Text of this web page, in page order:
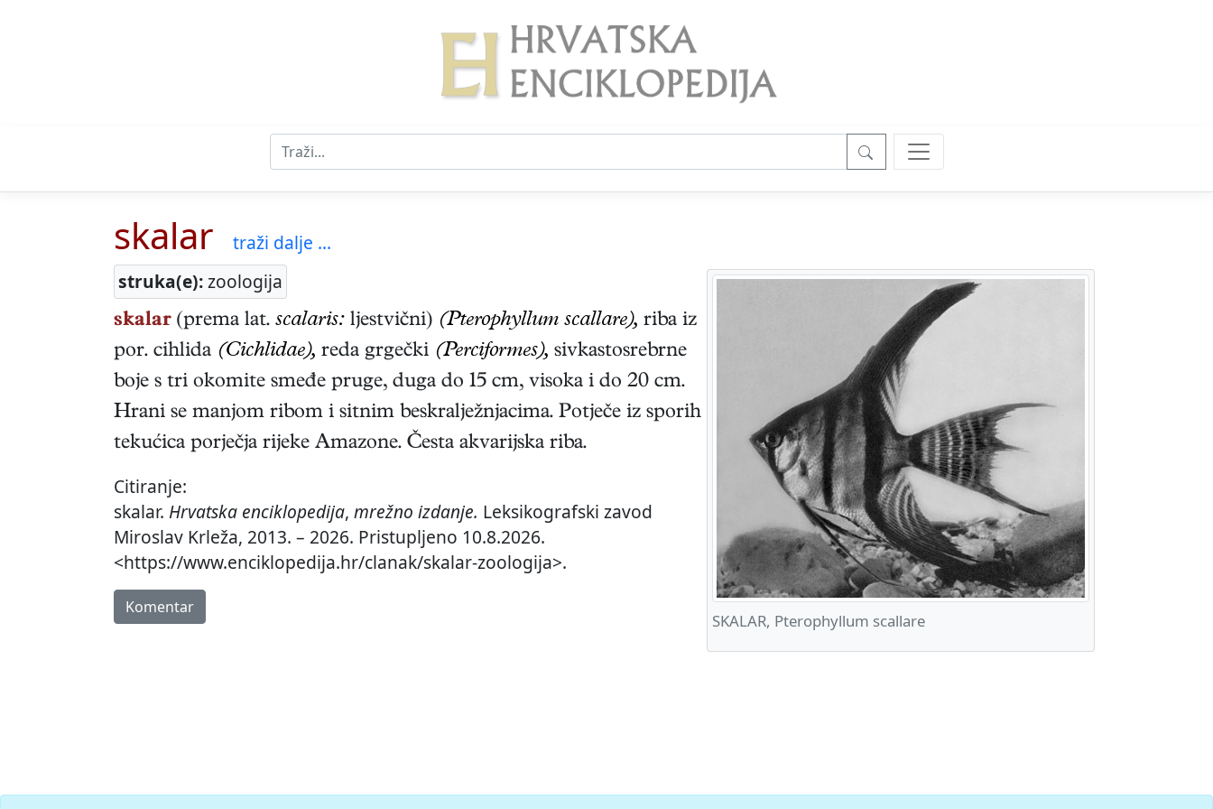
skalar
traži dalje ...
struka(e):zoologija
SKALAR, Pterophyllum scallare
skalar (prema lat. scalaris: ljestvični) (Pterophyllum scallare), riba iz
por. cihlida (Cichlidae), reda grgečki (Perciformes), sivkastosrebrne
boje s tri okomite smeđe pruge, duga do 15 cm, visoka i do 20 cm.
Hrani se manjom ribom i sitnim beskralježnjacima. Potječe iz sporih
tekućica porječja rijeke Amazone. Česta akvarijska riba.
Citiranje:
skalar. Hrvatska enciklopedija, mrežno izdanje. Leksikografski zavod
Miroslav Krleža, 2013. – 2026. Pristupljeno 10.8.2026.
<https://www.enciklopedija.hr/clanak/skalar-zoologija>.
Komentar